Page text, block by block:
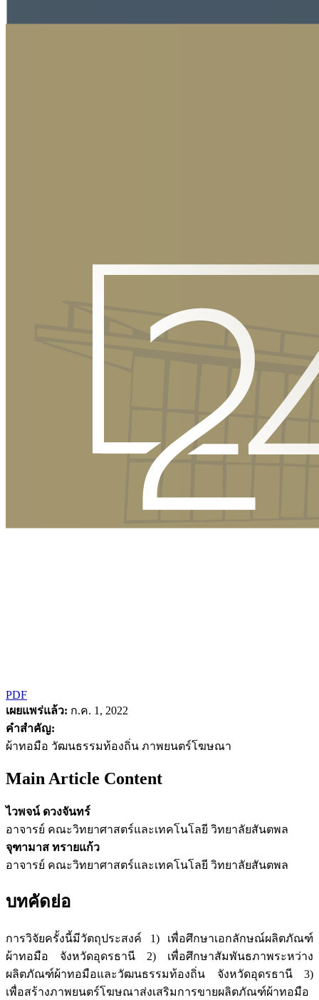
PDF
เผยแพร่แล้ว: ก.ค. 1, 2022
คำสำคัญ:
ผ้าทอมือ วัฒนธรรมท้องถิ่น ภาพยนตร์โฆษณา
Main Article Content
ไวพจน์ ดวงจันทร์
อาจารย์ คณะวิทยาศาสตร์และเทคโนโลยี วิทยาลัยสันตพล
จุฑามาส ทรายแก้ว
อาจารย์ คณะวิทยาศาสตร์และเทคโนโลยี วิทยาลัยสันตพล
บทคัดย่อ
การวิจัยครั้งนี้มีวัตถุประสงค์ 1) เพื่อศึกษาเอกลักษณ์ผลิตภัณฑ์
ผ้าทอมือ จังหวัดอุดรธานี 2) เพื่อศึกษาสัมพันธภาพระหว่าง
ผลิตภัณฑ์ผ้าทอมือและวัฒนธรรมท้องถิ่น จังหวัดอุดรธานี 3)
เพื่อสร้างภาพยนตร์โฆษณาส่งเสริมการขายผลิตภัณฑ์ผ้าทอมือ